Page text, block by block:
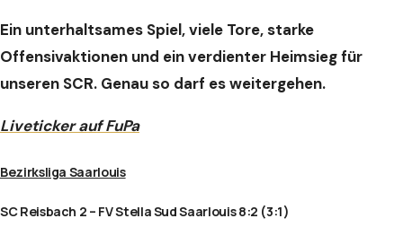
Ein unterhaltsames Spiel, viele Tore, starke
Offensivaktionen und ein verdienter Heimsieg für
unseren SCR. Genau so darf es weitergehen.
Liveticker auf FuPa
Bezirksliga Saarlouis
SC Reisbach 2 – FV Stella Sud Saarlouis 8:2 (3:1)